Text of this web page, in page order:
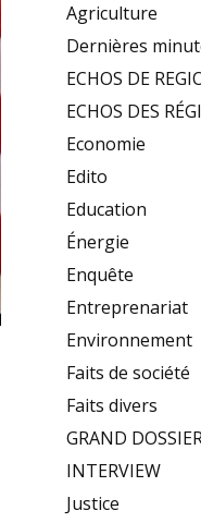
Agriculture
Dernières
ECHOS DE
ECHOS DES
Economie
Edito
Education
Énergie
Enquête
Entreprenariat
Environnement
Faits de société
Faits divers
GRAND
INTERVIEW
Justice